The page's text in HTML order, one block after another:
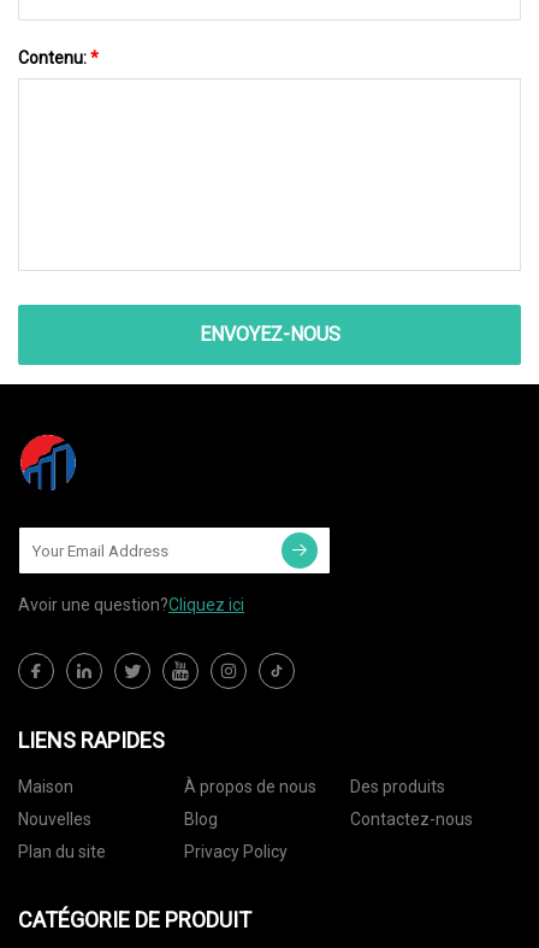
Contenu:*
ENVOYEZ-NOUS
Avoir une question?Cliquez ici
LIENS RAPIDES
Maison À propos de nous
Des produits
Nouvelles
Blog
Contactez-nous
Plan du site
Privacy Policy
CATÉGORIE DE PRODUIT